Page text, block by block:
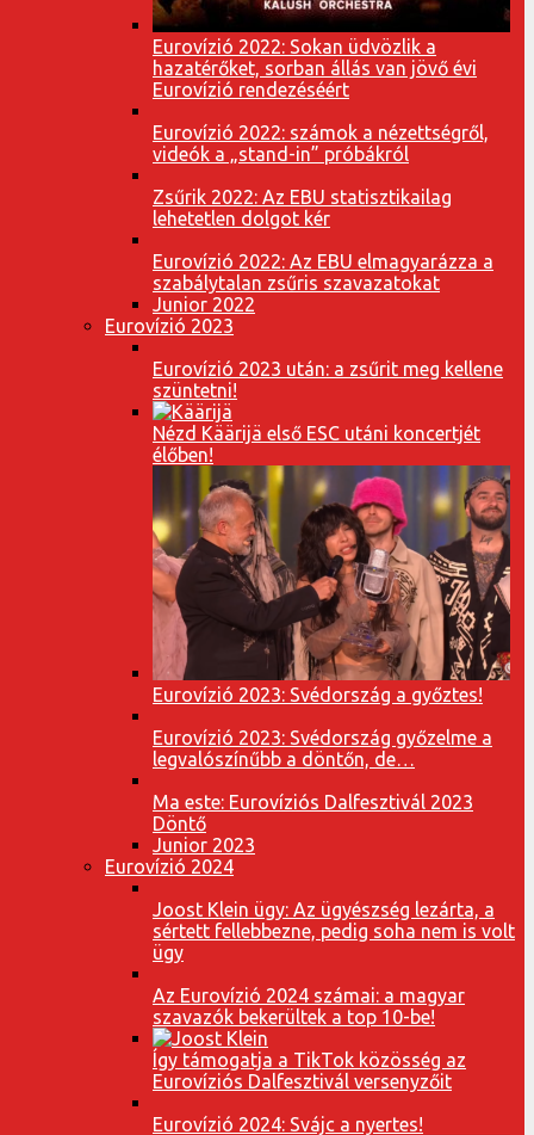
Eurovízió 2022: Sokan üdvözlik a
hazatérőket, sorban állás van jövő évi
Eurovízió rendezéséért
Eurovízió 2022: számok a nézettségről,
videók a „stand-in” próbákról
Zsűrik 2022: Az EBU statisztikailag
lehetetlen dolgot kér
Eurovízió 2022: Az EBU elmagyarázza a
szabálytalan zsűris szavazatokat
Junior 2022
Eurovízió 2023
Eurovízió 2023 után: a zsűrit meg kellene
szüntetni!
Nézd Käärijä első ESC utáni koncertjét
élőben!
Eurovízió 2023: Svédország a győztes!
Eurovízió 2023: Svédország győzelme a
legvalószínűbb a döntőn, de…
Ma este: Eurovíziós Dalfesztivál 2023
Döntő
Junior 2023
Eurovízió 2024
Joost Klein ügy: Az ügyészség lezárta, a
sértett fellebbezne, pedig soha nem is volt
ügy
Az Eurovízió 2024 számai: a magyar
szavazók bekerültek a top 10-be!
Így támogatja a TikTok közösség az
Eurovíziós Dalfesztivál versenyzőit
Eurovízió 2024: Svájc a nyertes!